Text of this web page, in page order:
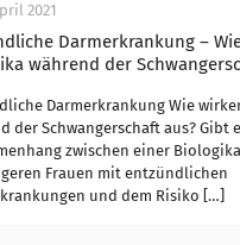
2021
Darmerkrankung –
während der
Darmerkrankung Wie
der Schwangerschaft aus? Gibt
zwischen einer
Frauen mit entzündlichen
und dem Risiko […]